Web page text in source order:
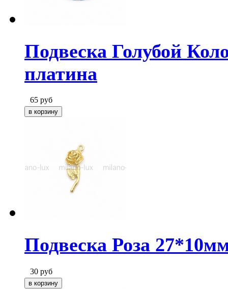
Подвеска Голубой
платина
65 руб
Подвеска Роза
30 руб